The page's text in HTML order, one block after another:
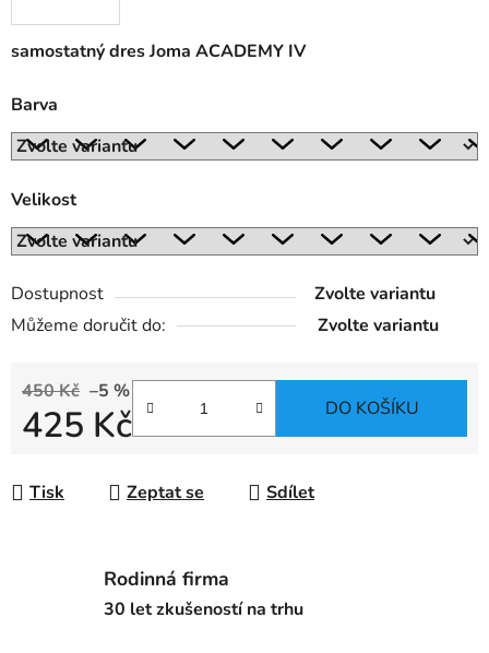
samostatný dres Joma ACADEMY IV
Barva
Velikost
Dostupnost
Zvolte variantu
Můžeme doručit do:
Zvolte variantu
450 Kč –5 %
425 Kč DO KOŠÍKU
Tisk Zeptat se Sdílet
Rodinná firma
30 let zkušeností na trhu